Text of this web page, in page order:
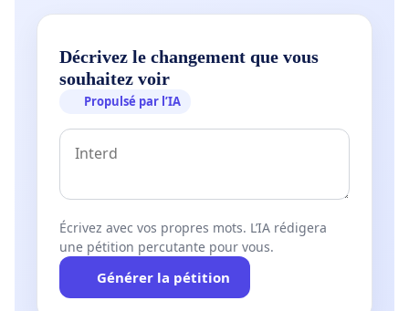
Décrivez le changement que vous
souhaitez voir
Propulsé par l’IA
Écrivez avec vos propres mots. L’IA rédigera
une pétition percutante pour vous.
Générer la pétition